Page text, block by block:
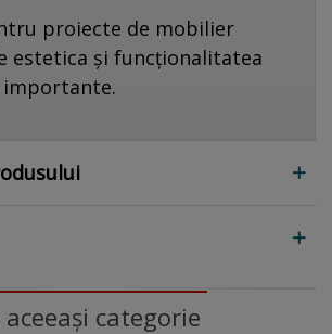
proiecte de mobilier
estetica și funcționalitatea
categorie